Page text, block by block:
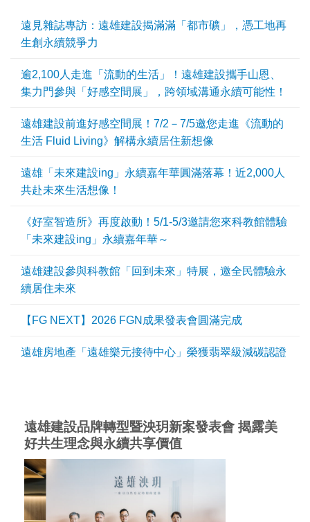
遠見雜誌專訪：遠雄建設揭滿滿「都市礦」，憑工地再
生創永續競爭力
逾2,100人走進「流動的生活」！遠雄建設攜手山恩、
集力門參與「好感空間展」，跨領域溝通永續可能性！
遠雄建設前進好感空間展！7/2－7/5邀您走進《流動的
生活 Fluid Living》解構永續居住新想像
遠雄「未來建設ing」永續嘉年華圓滿落幕！近2,000人
共赴未來生活想像！
《好室智造所》再度啟動！5/1-5/3邀請您來科教館體驗
「未來建設ing」永續嘉年華～
遠雄建設參與科教館「回到未來」特展，邀全民體驗永
續居住未來
【FG NEXT】2026 FGN成果發表會圓滿完成
遠雄房地產「遠雄樂元接待中心」榮獲翡翠級減碳認證
遠雄建設品牌轉型暨泱玥新案發表會 揭露美
好共生理念與永續共享價值